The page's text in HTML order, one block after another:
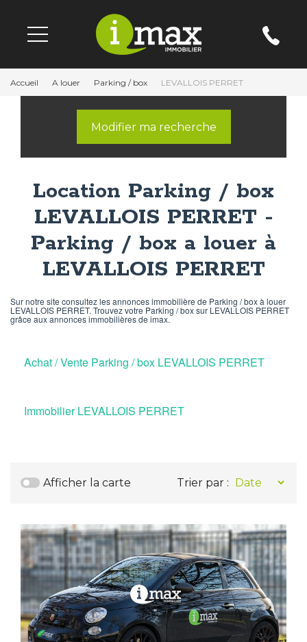
Accueil A louer Parking / box LEVALLOIS PERRET
Modifier ma recherche
Location Parking / box
LEVALLOIS PERRET -
Parking / box a louer à
LEVALLOIS PERRET
Sur notre site consultez les annonces immobilière de Parking / box à louer
LEVALLOIS PERRET. Trouvez votre Parking / box sur LEVALLOIS PERRET
grâce aux annonces immobilières de imax.
Achat / Vente Parking / box LEVALLOIS PERRET
Immobilier LEVALLOIS PERRET
Afficher la carte Trier par :